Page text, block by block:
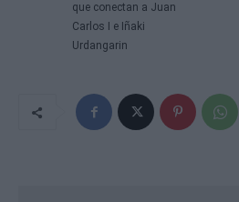
que conectan a Juan
Carlos I e Iñaki
Urdangarin